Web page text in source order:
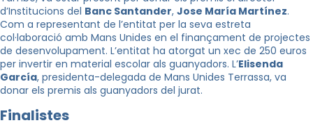
d’Institucions del Banc Santander, Jose María Martínez.
Com a representant de l’entitat per la seva estreta
col·laboració amb Mans Unides en el finançament de projectes
de desenvolupament. L’entitat ha atorgat un xec de 250 euros
per invertir en material escolar als guanyadors. L’Elisenda
García, presidenta-delegada de Mans Unides Terrassa, va
donar els premis als guanyadors del jurat.
Finalistes